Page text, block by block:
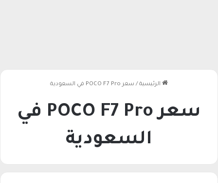
الرئيسية / سعر POCO F7 Pro في السعودية
سعر POCO F7 Pro في
السعودية